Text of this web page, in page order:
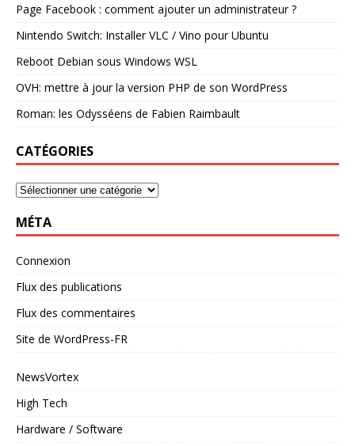
Page Facebook : comment ajouter un administrateur ?
Nintendo Switch: Installer VLC / Vino pour Ubuntu
Reboot Debian sous Windows WSL
OVH: mettre à jour la version PHP de son WordPress
Roman: les Odysséens de Fabien Raimbault
CATÉGORIES
MÉTA
Connexion
Flux des publications
Flux des commentaires
Site de WordPress-FR
NewsVortex
High Tech
Hardware / Software